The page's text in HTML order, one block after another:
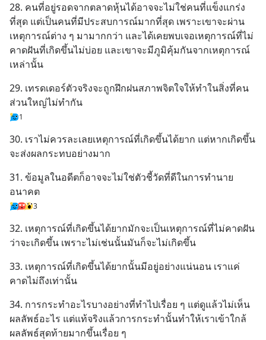
28. คนที่อยู่รอดจากตลาดหุ้นได้อาจจะไม่ใช่คนที่แข็งแกร่ง
ที่สุด แต่เป็นคนที่มีประสบการณ์มากที่สุด เพราะเขาจะผ่าน
เหตุการณ์ต่าง ๆ มามากกว่า และได้เคยพบเจอเหตุการณ์ที่ไม่
คาดฝันที่เกิดขึ้นไม่บ่อย และเขาจะมีภูมิคุ้มกันจากเหตุการณ์
เหล่านั้น
29. เทรดเดอร์ตัวจริงจะถูกฝึกฝนสภาพจิตใจให้ทำในสิ่งที่คน
ส่วนใหญ่ไม่ทำกัน
1
30. เราไม่ควรละเลยเหตุการณ์ที่เกิดขึ้นได้ยาก แต่หากเกิดขึ้น
จะส่งผลกระทบอย่างมาก
31. ข้อมูลในอดีตก็อาจจะไม่ใช่ตัวชี้วัดที่ดีในการทำนาย
อนาคต
3
32. เหตุการณ์ที่เกิดขึ้นได้ยากมักจะเป็นเหตุการณ์ที่ไม่คาดฝัน
ว่าจะเกิดขึ้น เพราะไม่เช่นนั้นมันก็จะไม่เกิดขึ้น
33. เหตุการณ์ที่เกิดขึ้นได้ยากนั้นมีอยู่อย่างแน่นอน เราแค่
คาดไม่ถึงเท่านั้น
34. การกระทำอะไรบางอย่างที่ทำไปเรื่อย ๆ แต่ดูแล้วไม่เห็น
ผลลัพธ์อะไร แต่แท้จริงแล้วการกระทำนั้นทำให้เราเข้าใกล้
ผลลัพธ์สุดท้ายมากขึ้นเรื่อย ๆ